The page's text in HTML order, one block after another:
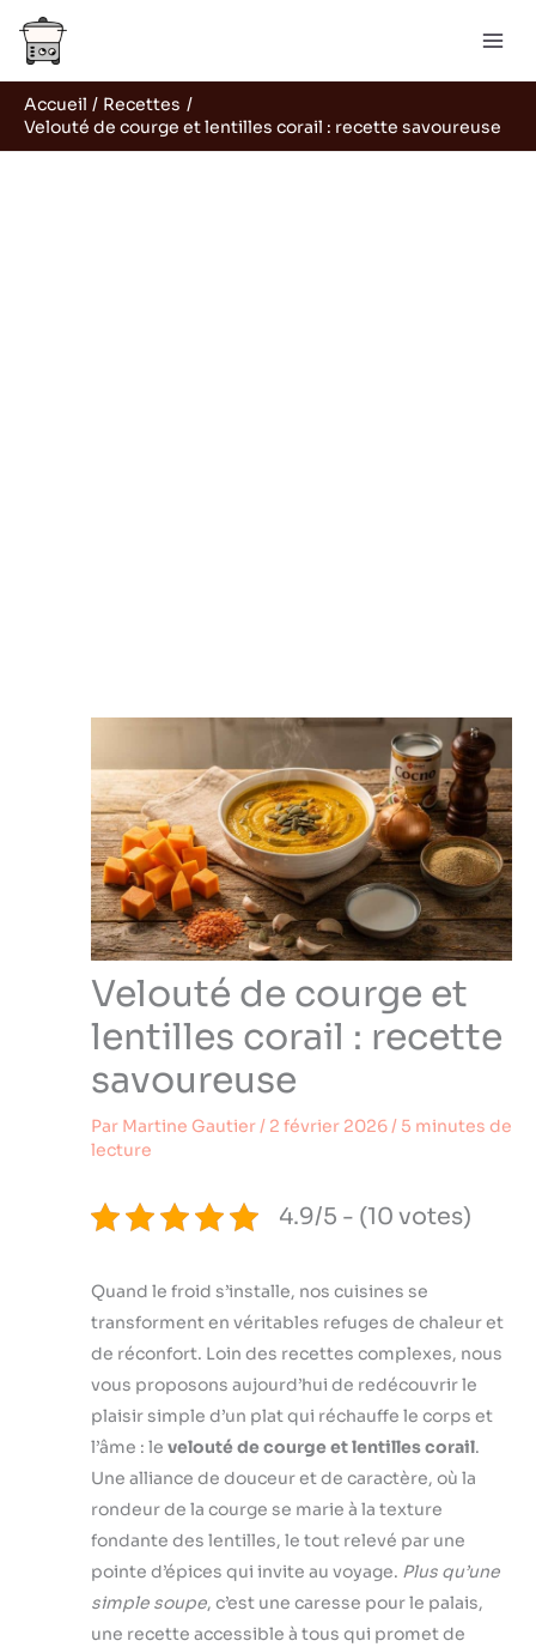
Aller
contenu
Accueil
Recettes
Velouté de courge et lentilles corail : recette savoureuse
Velouté de courge et
lentilles corail : recette
savoureuse
Par Martine Gautier/ 2 février 2026/ 5 minutes de
lecture
4.9/5 - (10 votes)
Quand le froid s’installe, nos cuisines se
transforment en véritables refuges de chaleur et
de réconfort. Loin des recettes complexes, nous
vous proposons aujourd’hui de redécouvrir le
plaisir simple d’un plat qui réchauffe le corps et
l’âme : le velouté de courge et lentilles corail.
Une alliance de douceur et de caractère, où la
rondeur de la courge se marie à la texture
fondante des lentilles, le tout relevé par une
pointe d’épices qui invite au voyage. Plus qu’une
simple soupe, c’est une caresse pour le palais,
une recette accessible à tous qui promet de
e
c
h
e